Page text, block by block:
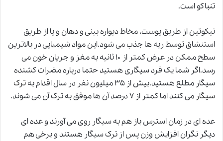
تنباکو است.
نیکوتین از طریق پوست، مخاط دیواره بینی و دهان و یا از طریق
استنشاق توسط ریه ها جذب می شود.این مواد شیمیایی در بالاترین
سطح ممکن در عرض کمتر از ۱۰ ثانیه به مغز و جریان خون می
رسد.اگر شما یک فرد سیگاری هستید حتما درباره مضرات کشنده
سیگار مطلع هستید.بیش از ۳۵ میلیون نفر در سال اقدام به
ترک
سیگار می کنند اما کمتر از ۷ درصد آن ها موفق به ترک آن می شوند.
عده ای در زمان استرس باز هم به سیگار روی می آورند و عده ای
دیگر نگران افزایش وزن پس از ترک سیگار هستند و برخی هم